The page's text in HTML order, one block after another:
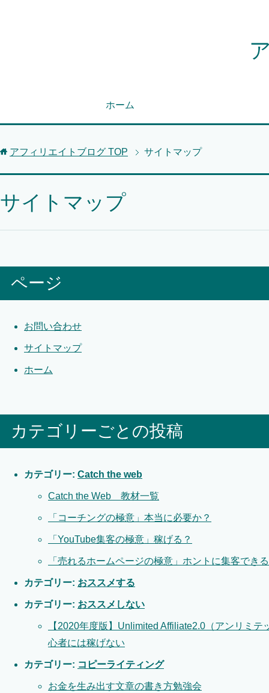
ホーム
アフィリエイトブログ TOP サイトマップ
サイトマップ
ページ
お問い合わせ
サイトマップ
ホーム
カテゴリーごとの投稿
カテゴリー: Catch the web
Catch the Web 教材一覧
「コーチングの極意」本当に必要か？
「YouTube集客の極意」稼げる？
「売れるホームページの極意」ホントに集客でき
カテゴリー: おススメする
カテゴリー: おススメしない
【2020年度版】Unlimited Affiliate2.0（アンリミ
心者には稼げない
カテゴリー: コピーライティング
お金を生み出す文章の書き方勉強会